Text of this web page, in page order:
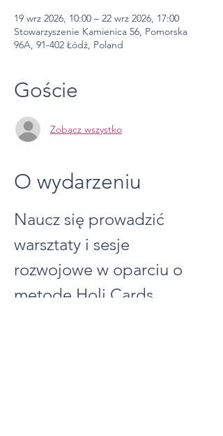
19 wrz 2026, 10:00 – 22 wrz 2026, 17:00
Stowarzyszenie Kamienica 56, Pomorska
96A, 91-402 Łódź, Poland
Goście
Zobacz wszystko
O wydarzeniu
Naucz się prowadzić
warsztaty i sesje
rozwojowe w oparciu o
metodę Holi Cards